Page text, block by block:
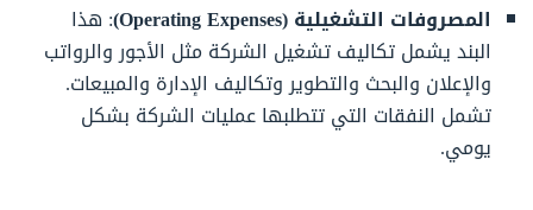
المصروفات التشغيلية (Operating Expenses)
: هذا
البند يشمل تكاليف تشغيل الشركة مثل الأجور والرواتب
والإعلان والبحث والتطوير وتكاليف الإدارة والمبيعات.
تشمل النفقات التي تتطلبها عمليات الشركة بشكل
يومي.